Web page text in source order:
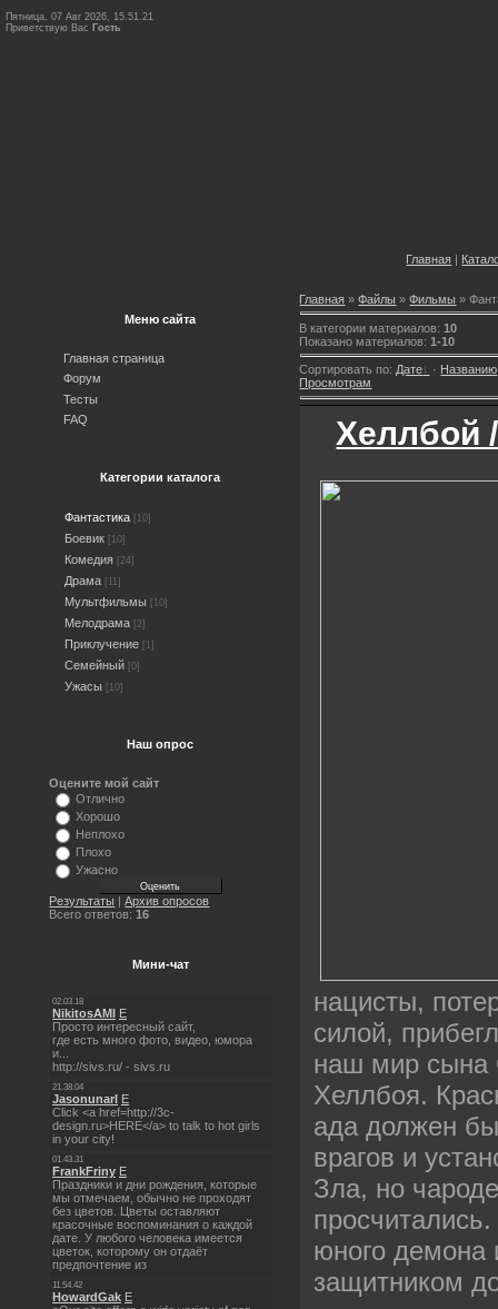
Пятница, 07 Авг 2026, 15.51.21
Приветствую Вас Гость
Главная |
Меню сайта
Главная страница
Форум
Тесты
FAQ
Категории каталога
Фантастика [10]
Боевик [10]
Комедия [24]
Драма [11]
Мультфильмы [10]
Мелодрама [2]
Приклучение [1]
Семейный [0]
Ужасы [10]
Наш опрос
Оцените мой сайт
Отлично
Хорошо
Неплохо
Плохо
Ужасно
Результаты |Архив опросов
Всего ответов:16
Мини-чат
Главная »Файлы »Фильмы »
В категории материалов:10
Показано материалов:1-10
Сортировать по: Дате · Названию
Просмотрам
Хеллбой
нацисты,
силой,
наш мир сына
Хеллбоя.
ада должен
врагов и
Зла, но
юного демона
защитником